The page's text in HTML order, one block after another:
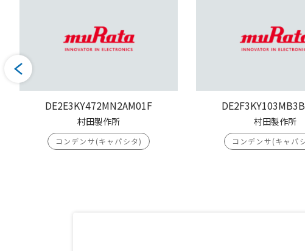
DE2E3KY472MN2AM01F
村田製作所
コンデンサ(キャパシタ)
村田製作所
コンデンサ(キャパ